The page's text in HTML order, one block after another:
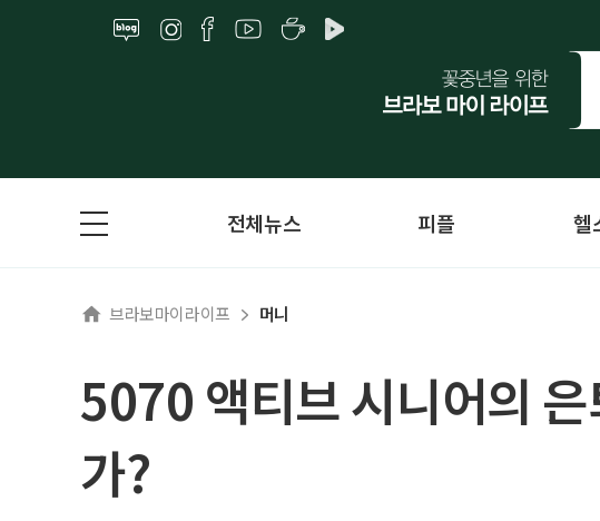
전체뉴스 피플 헬
브라보마이라이프 머니
5070 액티브 시니어의
가?